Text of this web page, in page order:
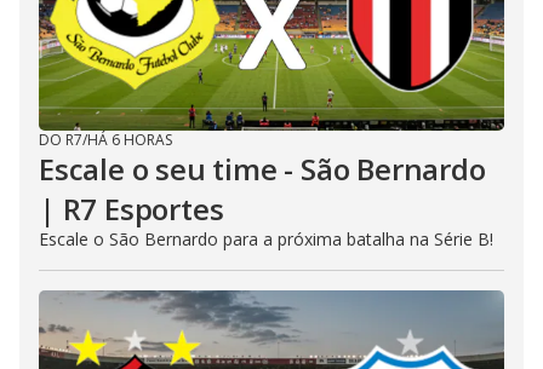
DO R7/HÁ 6 HORAS
Escale o seu time - São Bernardo
| R7 Esportes
Escale o São Bernardo para a próxima batalha na Série B!